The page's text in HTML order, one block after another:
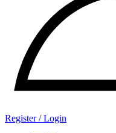
Register / Login